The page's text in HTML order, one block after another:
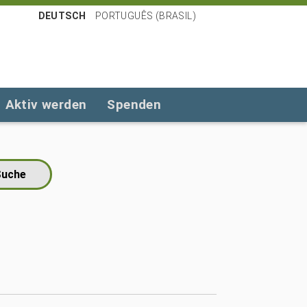
DEUTSCH PORTUGUÊS (BRASIL)
Aktiv werden Spenden